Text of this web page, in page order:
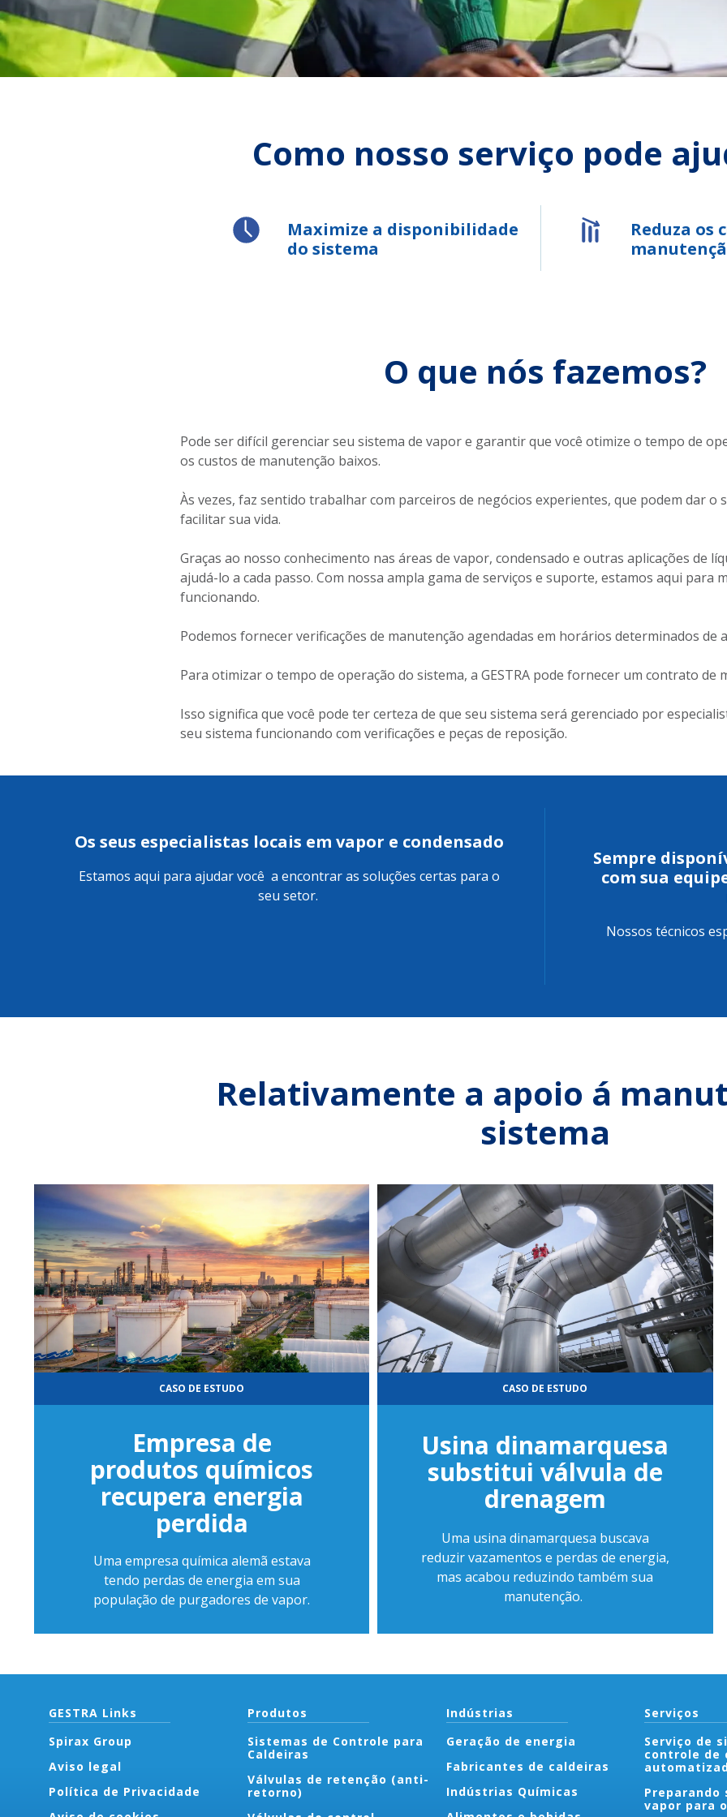
Como nosso serviço pode
Maximize a disponibilidade
do sistema
Reduza os
O que nós fazemos?
Pode ser difícil gerenciar seu sistema de vapor e garantir que você otimize o tempo de
os custos de manutenção baixos.
Às vezes, faz sentido trabalhar com parceiros de negócios experientes, que podem dar o
facilitar sua vida.
Graças ao nosso conhecimento nas áreas de vapor, condensado e outras aplicações de
ajudá-lo a cada passo. Com nossa ampla gama de serviços e suporte, estamos aqui para
funcionando.
Podemos fornecer verificações de manutenção agendadas em horários determinados de
Para otimizar o tempo de operação do sistema, a GESTRA pode fornecer um contrato de
Isso significa que você pode ter certeza de que seu sistema será gerenciado por
seu sistema funcionando com verificações e peças de reposição.
Os seus especialistas locais em vapor e condensado
Estamos aqui para ajudar você a encontrar as soluções certas para o
seu setor.
Sempre
com sua
Nossos técnicos
Relativamente a apoio á
sistema
CASO DE ESTUDO
Empresa de
produtos químicos
recupera energia
perdida
Uma empresa química alemã estava
tendo perdas de energia em sua
população de purgadores de vapor.
CASO DE ESTUDO
Usina dinamarquesa
substitui válvula de
drenagem
Uma usina dinamarquesa buscava
reduzir vazamentos e perdas de energia,
mas acabou reduzindo também sua
manutenção.
GESTRA Links
Spirax Group
Aviso legal
Política de Privacidade
Produtos
Sistemas de Controle para
Caldeiras
Válvulas de retenção (anti-
retorno)
Indústrias
Geração de energia
Fabricantes de caldeiras
Indústrias Químicas
Serviços
Serviço de
controle de
Preparando
vapor para